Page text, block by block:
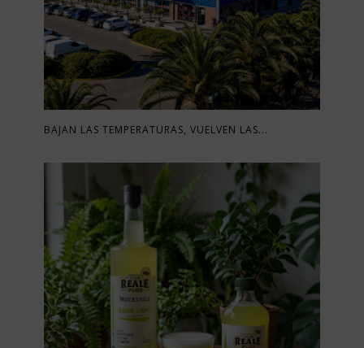
BAJAN LAS TEMPERATURAS, VUELVEN LAS...